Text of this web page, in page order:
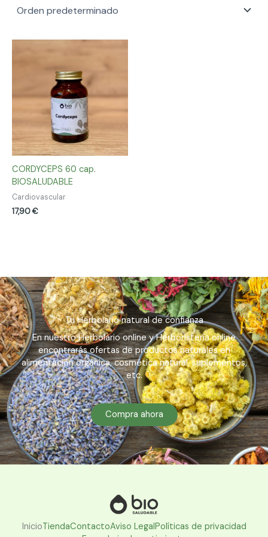
CORDYCEPS 60 cap.
BIOSALUDABLE
Cardiovascular
17,90€
Tu Herbolario natural de confianza
En nuestro Herbolario online y Herboristería online
encontrarás ofertas de productos naturales en
alimentación orgánica, cosmética natural, suplementos,
etc.
Compra ahora
InicioTiendaContactoAviso LegalPolíticas de privacidad